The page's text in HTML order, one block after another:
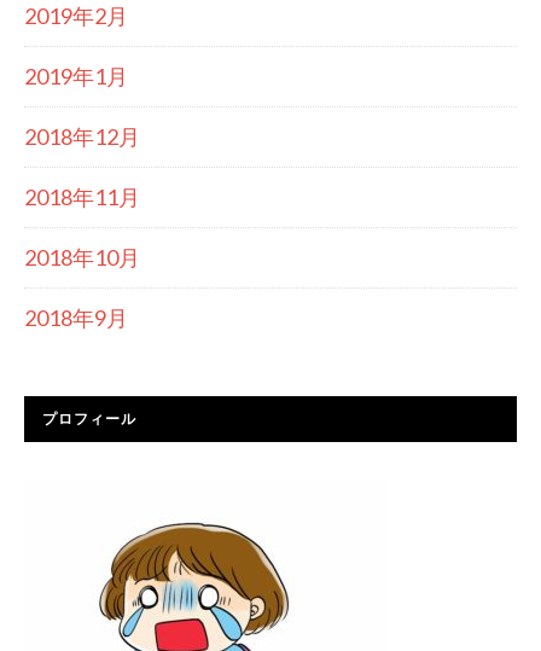
2019年2月
2019年1月
2018年12月
2018年11月
2018年10月
2018年9月
プロフィール